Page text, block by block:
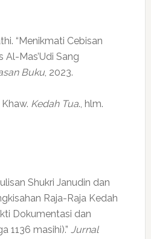
“Menikmati Cebisan
Al-Mas’Udi Sang
Buku, 2023.
Kedah Tua., hlm.
Shukri Janudin dan
Raja-Raja Kedah
Dokumentasi dan
1136 masihi).” Jurnal